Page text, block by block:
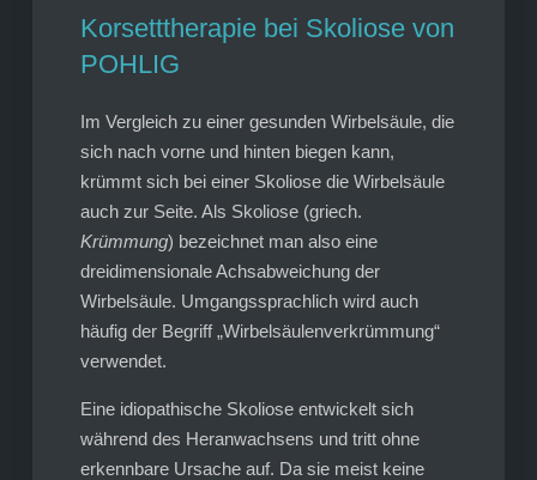
Korsetttherapie bei Skoliose von
POHLIG
Im Vergleich zu einer gesunden Wirbelsäule, die
sich nach vorne und hinten biegen kann,
krümmt sich bei einer Skoliose die Wirbelsäule
auch zur Seite. Als Skoliose (griech.
Krümmung) bezeichnet man also eine
dreidimensionale Achsabweichung der
Wirbelsäule. Umgangssprachlich wird auch
häufig der Begriff „Wirbelsäulenverkrümmung“
verwendet.
Eine idiopathische Skoliose entwickelt sich
während des Heranwachsens und tritt ohne
erkennbare Ursache auf. Da sie meist keine